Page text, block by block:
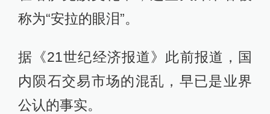
称为“安拉的眼泪”。
据《21世纪经济报道》此前报道，国
内陨石交易市场的混乱，早已是业界
公认的事实。